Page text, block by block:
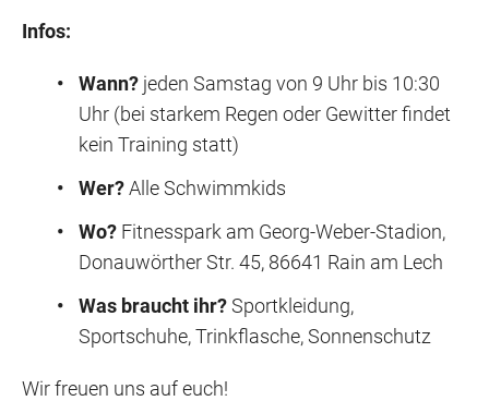
Infos:
Wann? jeden Samstag von 9 Uhr bis 10:30
Uhr (bei starkem Regen oder Gewitter findet
kein Training statt)
Wer?Alle Schwimmkids
Wo? Fitnesspark am Georg-Weber-Stadion,
Donauwörther Str. 45, 86641 Rain am Lech
Was braucht ihr?Sportkleidung,
Sportschuhe, Trinkflasche, Sonnenschutz
Wir freuen uns auf euch!